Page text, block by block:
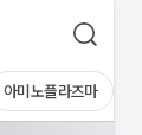
아미노플라즈마